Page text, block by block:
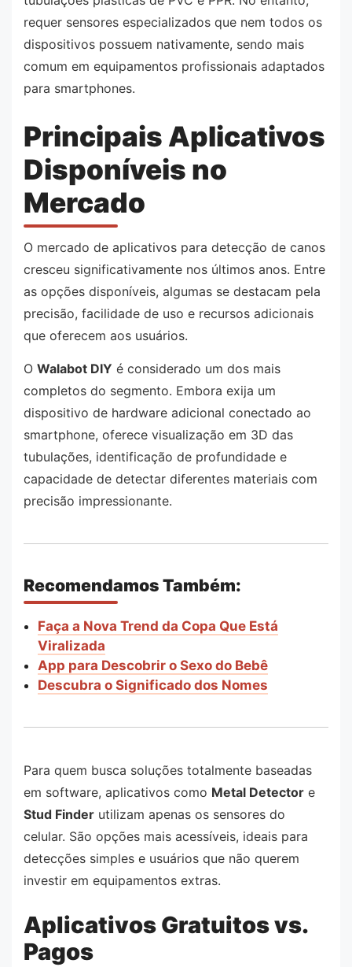
requer sensores especializados que nem todos os
dispositivos possuem nativamente, sendo mais
comum em equipamentos profissionais adaptados
para smartphones.
Principais Aplicativos
Disponíveis no
Mercado
O mercado de aplicativos para detecção de canos
cresceu significativamente nos últimos anos. Entre
as opções disponíveis, algumas se destacam pela
precisão, facilidade de uso e recursos adicionais
que oferecem aos usuários.
O Walabot DIY é considerado um dos mais
completos do segmento. Embora exija um
dispositivo de hardware adicional conectado ao
smartphone, oferece visualização em 3D das
tubulações, identificação de profundidade e
capacidade de detectar diferentes materiais com
precisão impressionante.
Recomendamos Também:
Faça a Nova Trend da Copa Que Está
Viralizada
App para Descobrir o Sexo do Bebê
Descubra o Significado dos Nomes
Para quem busca soluções totalmente baseadas
em software, aplicativos como Metal Detector e
Stud Finder utilizam apenas os sensores do
celular. São opções mais acessíveis, ideais para
detecções simples e usuários que não querem
investir em equipamentos extras.
Aplicativos Gratuitos vs.
Pagos